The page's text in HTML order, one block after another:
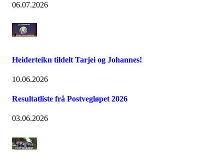
06.07.2026
Heiderteikn tildelt Tarjei og Johannes!
10.06.2026
Resultatliste frå Postvegløpet 2026
03.06.2026